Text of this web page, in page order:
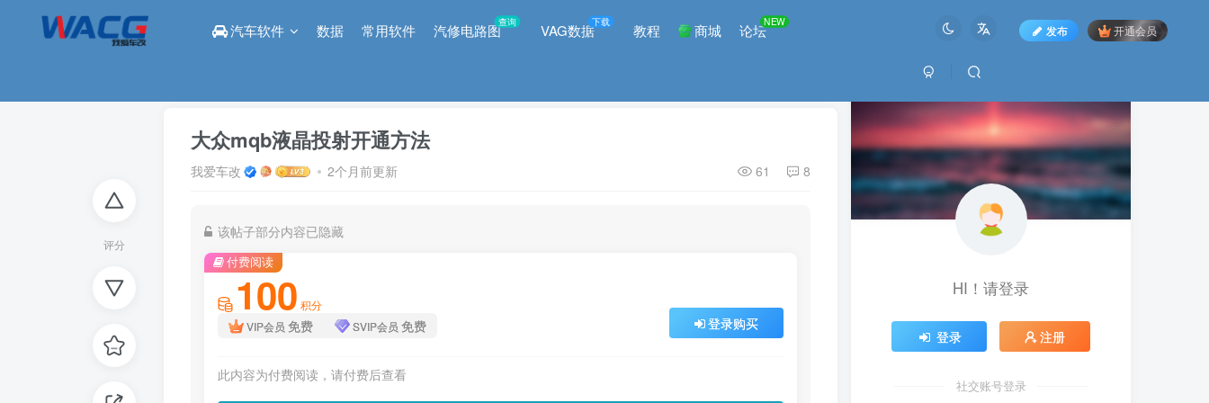
汽车软件 数据 常用软件 汽修电路图查询 VAG数据下载 教程 商城 论坛NEW
发布 开通会员
评分
大众mqb液晶投射开通方法
我爱车改 2个月前更新 61 8
该帖子部分内容已隐藏
付费阅读
100 积分
VIP会员 免费 SVIP会员 免费 登录购买
此内容为付费阅读，请付费后查看
HI！请登录
登录 注册
社交账号登录